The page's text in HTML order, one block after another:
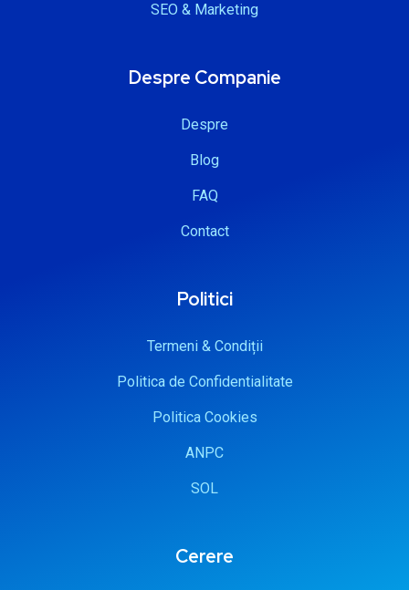
SEO & Marketing
Despre Companie
Despre
Blog
FAQ
Contact
Politici
Termeni & Condiții
Politica de Confidentialitate
Politica Cookies
ANPC
SOL
Cerere